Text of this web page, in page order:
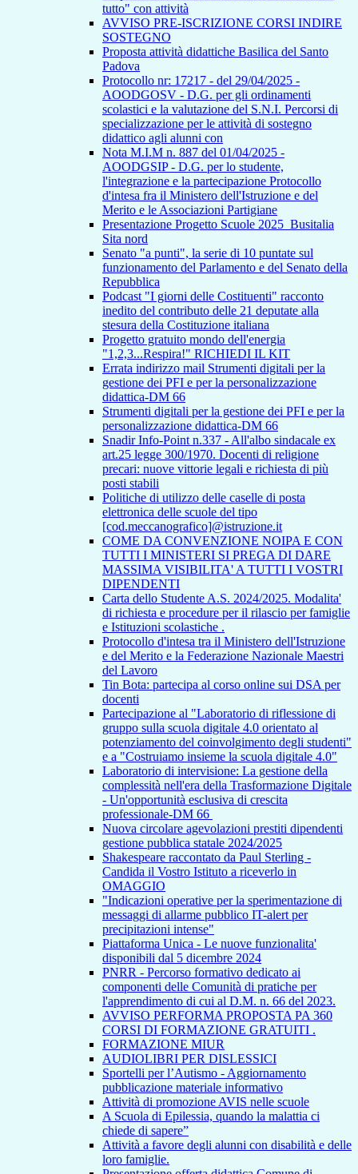
tutto" con attività
AVVISO PRE-ISCRIZIONE CORSI INDIRE
SOSTEGNO
Proposta attività didattiche Basilica del Santo
Padova
Protocollo nr: 17217 - del 29/04/2025 -
AOODGOSV - D.G. per gli ordinamenti
scolastici e la valutazione del S.N.I. Percorsi di
specializzazione per le attività di sostegno
didattico agli alunni con
Nota M.I.M n. 887 del 01/04/2025 -
AOODGSIP - D.G. per lo studente,
l'integrazione e la partecipazione Protocollo
d'intesa fra il Ministero dell'Istruzione e del
Merito e le Associazioni Partigiane
Presentazione Progetto Scuole 2025_Busitalia
Sita nord
Senato "a punti", la serie di 10 puntate sul
funzionamento del Parlamento e del Senato della
Repubblica
Podcast "I giorni delle Costituenti" racconto
inedito del contributo delle 21 deputate alla
stesura della Costituzione italiana
Progetto gratuito mondo dell'energia
"1,2,3...Respira!" RICHIEDI IL KIT
Errata indirizzo mail Strumenti digitali per la
gestione dei PFI e per la personalizzazione
didattica-DM 66
Strumenti digitali per la gestione dei PFI e per la
personalizzazione didattica-DM 66
Snadir Info-Point n.337 - All'albo sindacale ex
art.25 legge 300/1970. Docenti di religione
precari: nuove vittorie legali e richiesta di più
posti stabili
Politiche di utilizzo delle caselle di posta
elettronica delle scuole del tipo
[cod.meccanografico]@istruzione.it
COME DA CONVENZIONE NOIPA E CON
TUTTI I MINISTERI SI PREGA DI DARE
MASSIMA VISIBILITA' A TUTTI I VOSTRI
DIPENDENTI
Carta dello Studente A.S. 2024/2025. Modalita'
di richiesta e procedure per il rilascio per famiglie
e Istituzioni scolastiche .
Protocollo d'intesa tra il Ministero dell'Istruzione
e del Merito e la Federazione Nazionale Maestri
del Lavoro
Tin Bota: partecipa al corso online sui DSA per
docenti
Partecipazione al "Laboratorio di riflessione di
gruppo sulla scuola digitale 4.0 orientato al
potenziamento del coinvolgimento degli studenti"
e a "Costruiamo insieme la scuola digitale 4.0"
Laboratorio di intervisione: La gestione della
complessità nell'era della Trasformazione Digitale
- Un'opportunità esclusiva di crescita
professionale-DM 66
Nuova circolare agevolazioni prestiti dipendenti
gestione pubblica statale 2024/2025
Shakespeare raccontato da Paul Sterling -
Candida il Vostro Istituto a riceverlo in
OMAGGIO
"Indicazioni operative per la sperimentazione di
messaggi di allarme pubblico IT-alert per
precipitazioni intense"
Piattaforma Unica - Le nuove funzionalita'
disponibili dal 5 dicembre 2024
PNRR - Percorso formativo dedicato ai
componenti delle Comunità di pratiche per
l'apprendimento di cui al D.M. n. 66 del 2023.
AVVISO PERFORMA PROPOSTA PA 360
CORSI DI FORMAZIONE GRATUITI .
FORMAZIONE MIUR
AUDIOLIBRI PER DISLESSICI
Sportelli per l’Autismo - Aggiornamento
pubblicazione materiale informativo
Attività di promozione AVIS nelle scuole
A Scuola di Epilessia, quando la malattia ci
chiede di sapere”
Attività a favore degli alunni con disabilità e delle
loro famiglie.